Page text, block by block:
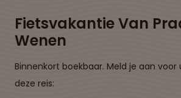
Fietsvakantie Van
Wenen
Binnenkort boekbaar. Meld je aan
deze reis: